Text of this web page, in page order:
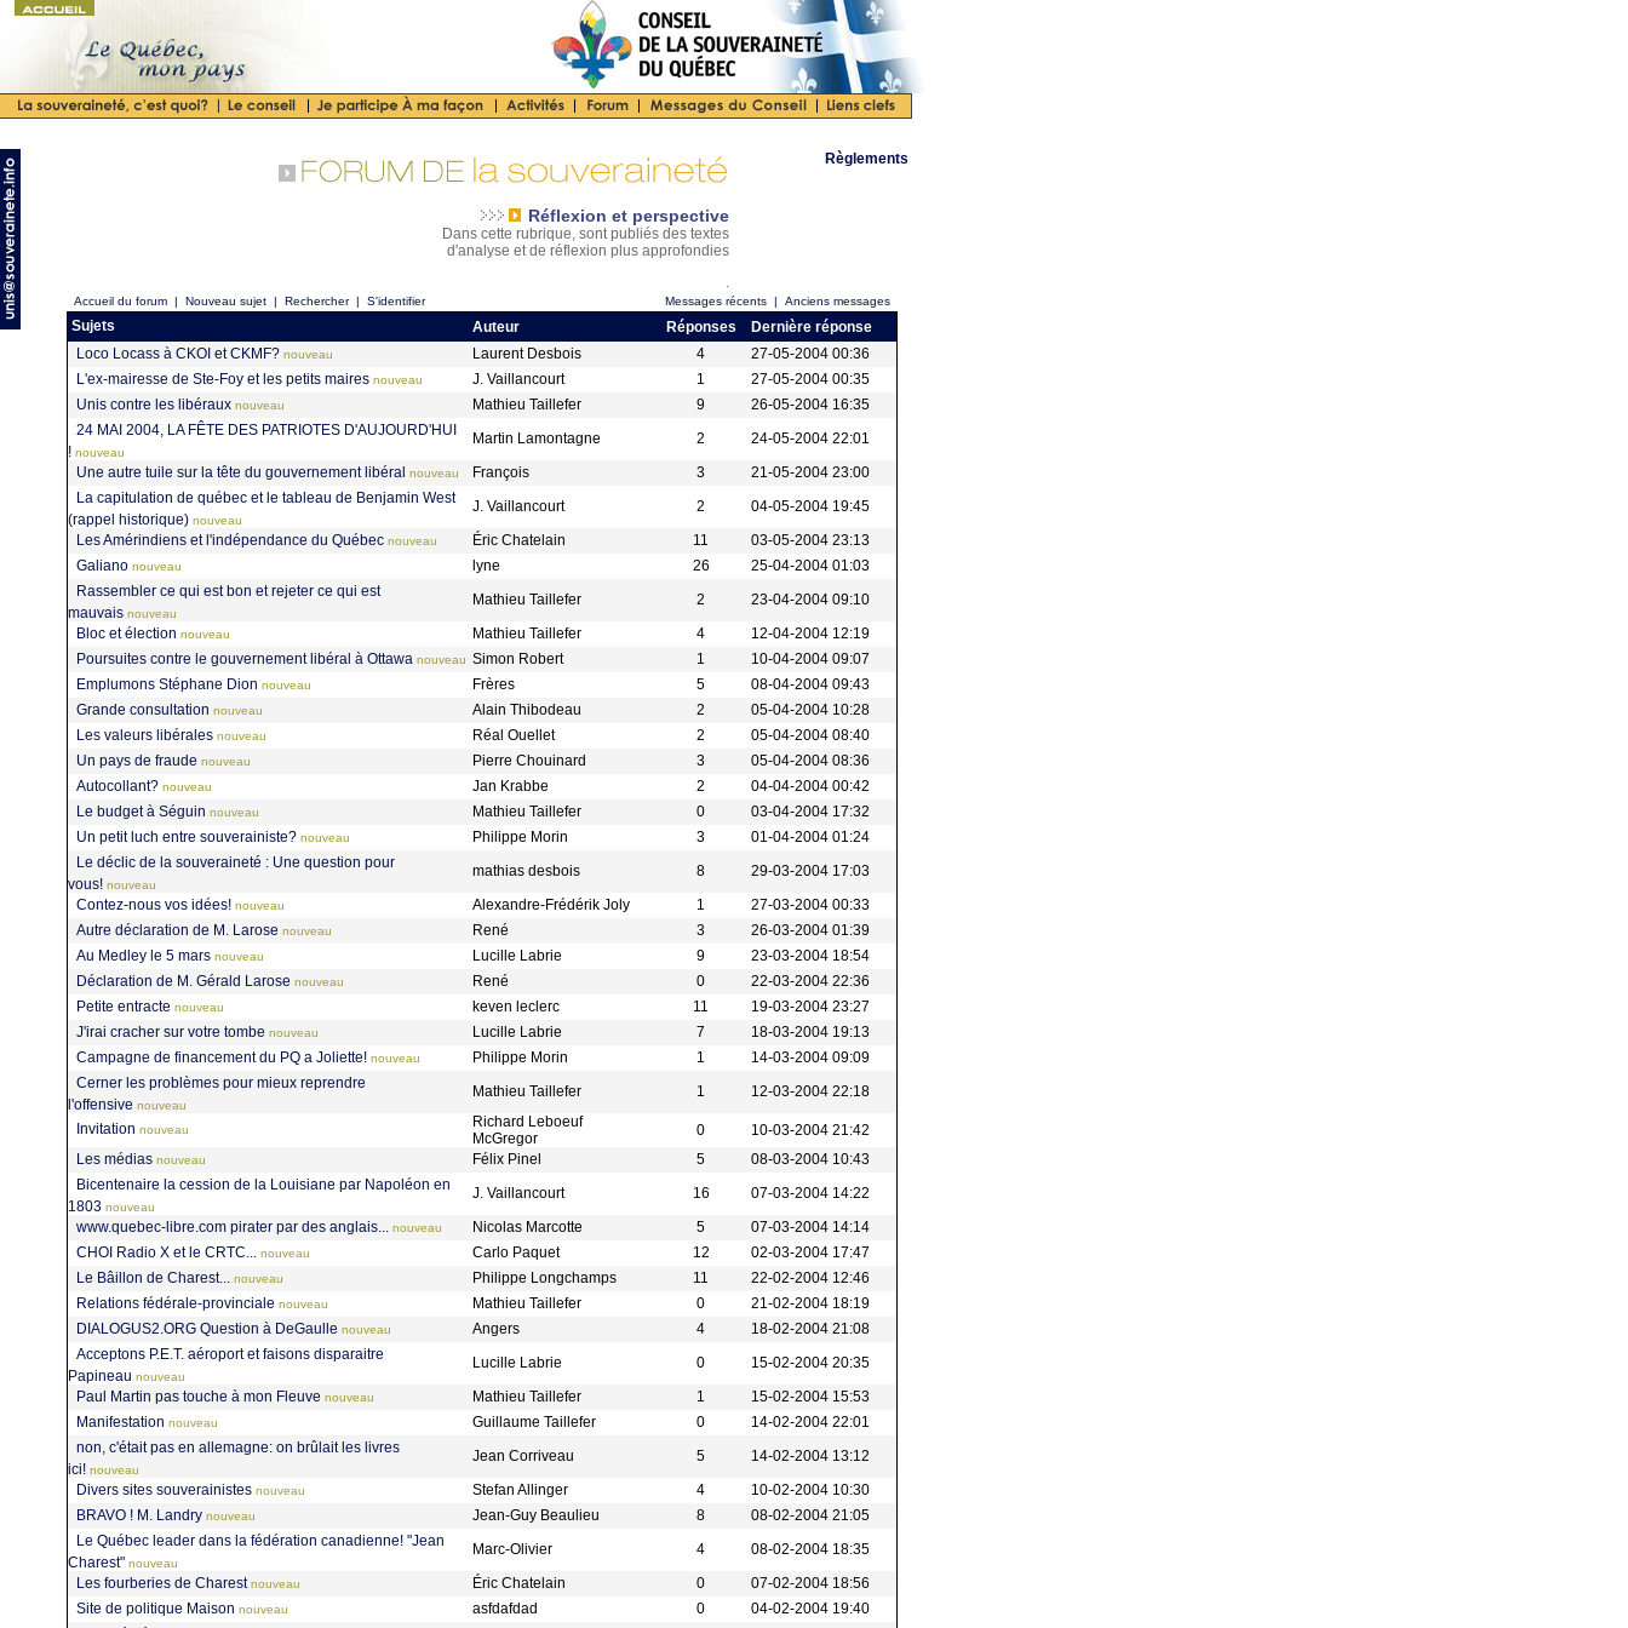
Réflexion et perspective
Dans cette rubrique, sont publiés des textes
d'analyse et de réflexion plus approfondies
.
Règlements
Accueil du forum | Nouveau sujet | Rechercher| S'identifier Messages récents | Anciens messages
Sujets Auteur Réponses
Dernière réponse
Loco Locass à CKOI et CKMF? nouveau Laurent Desbois 4
27-05-2004 00:36
L'ex-mairesse de Ste-Foy et les petits maires nouveau J. Vaillancourt 1
27-05-2004 00:35
Unis contre les libéraux nouveau Mathieu Taillefer 9
26-05-2004 16:35
24 MAI 2004, LA FÊTE DES PATRIOTES D'AUJOURD'HUI
! nouveau
Martin Lamontagne 2
24-05-2004 22:01
Une autre tuile sur la tête du gouvernement libéral nouveau François 3
21-05-2004 23:00
La capitulation de québec et le tableau de Benjamin West
(rappel historique) nouveau
J. Vaillancourt 2
04-05-2004 19:45
Les Amérindiens et l'indépendance du Québec nouveau Éric Chatelain 11
03-05-2004 23:13
Galiano nouveau lyne 26
25-04-2004 01:03
Rassembler ce qui est bon et rejeter ce qui est
mauvais nouveau
Mathieu Taillefer 2
23-04-2004 09:10
Bloc et élection nouveau Mathieu Taillefer 4
12-04-2004 12:19
Poursuites contre le gouvernement libéral à Ottawa nouveau Simon Robert 1
10-04-2004 09:07
Emplumons Stéphane Dion nouveau Frères 5
08-04-2004 09:43
Grande consultation nouveau Alain Thibodeau 2
05-04-2004 10:28
Les valeurs libérales nouveau Réal Ouellet 2
05-04-2004 08:40
Un pays de fraude nouveau Pierre Chouinard 3
05-04-2004 08:36
Autocollant? nouveau Jan Krabbe 2
04-04-2004 00:42
Le budget à Séguin nouveau Mathieu Taillefer 0
03-04-2004 17:32
Un petit luch entre souverainiste? nouveau Philippe Morin 3
01-04-2004 01:24
Le déclic de la souveraineté : Une question pour
vous! nouveau
mathias desbois 8
29-03-2004 17:03
Contez-nous vos idées! nouveau Alexandre-Frédérik Joly 1
27-03-2004 00:33
Autre déclaration de M. Larose nouveau René 3
26-03-2004 01:39
Au Medley le 5 mars nouveau Lucille Labrie 9
23-03-2004 18:54
Déclaration de M. Gérald Larose nouveau René 0
22-03-2004 22:36
Petite entracte nouveau keven leclerc 11
19-03-2004 23:27
J'irai cracher sur votre tombe nouveau Lucille Labrie 7
18-03-2004 19:13
Campagne de financement du PQ a Joliette! nouveau Philippe Morin 1
14-03-2004 09:09
Cerner les problèmes pour mieux reprendre
l'offensive nouveau
Mathieu Taillefer 1 12-03-2004 22:18
Invitation nouveau
Richard Leboeuf
McGregor
0
10-03-2004 21:42
Les médias nouveau Félix Pinel 5
08-03-2004 10:43
Bicentenaire la cession de la Louisiane par Napoléon en
1803 nouveau
J. Vaillancourt 16
07-03-2004 14:22
www.quebec-libre.com pirater par des anglais...
nouveau Nicolas Marcotte 5
07-03-2004 14:14
CHOI Radio X et le CRTC...
nouveau Carlo Paquet 12
02-03-2004 17:47
Le Bâillon de Charest...
nouveau Philippe Longchamps 11
22-02-2004 12:46
Relations fédérale-provinciale nouveau Mathieu Taillefer 0
21-02-2004 18:19
DIALOGUS2.ORG Question à DeGaulle nouveau Angers 4
18-02-2004 21:08
Acceptons P.E.T. aéroport et faisons disparaitre
Papineau nouveau
Lucille Labrie 0
15-02-2004 20:35
Paul Martin pas touche à mon Fleuve nouveau Mathieu Taillefer 1
15-02-2004 15:53
Manifestation nouveau Guillaume Taillefer 0
14-02-2004 22:01
non, c'était pas en allemagne: on brûlait les livres
ici! nouveau
Jean Corriveau 5
14-02-2004 13:12
Divers sites souverainistes nouveau Stefan Allinger 4
10-02-2004 10:30
BRAVO ! M. Landry nouveau Jean-Guy Beaulieu 8
08-02-2004 21:05
Le Québec leader dans la fédération canadienne! "Jean
Charest" nouveau
Marc-Olivier 4
08-02-2004 18:35
Les fourberies de Charest nouveau Éric Chatelain 0
07-02-2004 18:56
Site de politique Maison nouveau asfdafdad 0
04-02-2004 19:40